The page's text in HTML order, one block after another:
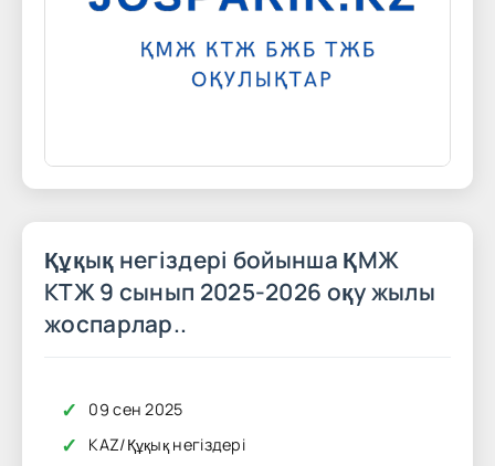
Құқық негіздері бойынша ҚМЖ
КТЖ 9 сынып 2025-2026 оқу жылы
жоспарлар..
✓ 09 сен 2025
✓ KAZ/Құқық негіздері